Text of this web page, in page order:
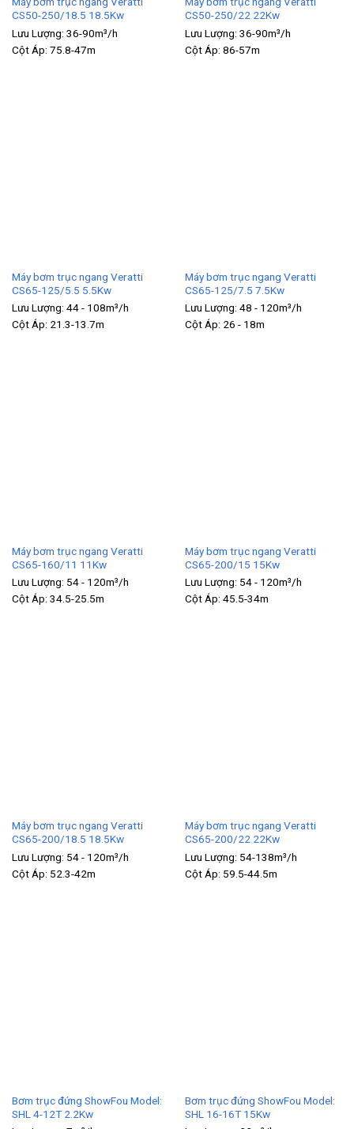
CS50-250/18.5 18.5Kw
Lưu Lượng: 36-90m³/h
Cột Áp: 75.8-47m
CS50-250/22 22Kw
Lưu Lượng: 36-90m³/h
Cột Áp: 86-57m
Máy bơm trục ngang Veratti
CS65-125/5.5 5.5Kw
Lưu Lượng: 44 - 108m³/h
Cột Áp: 21.3-13.7m
Máy bơm trục ngang Veratti
CS65-125/7.5 7.5Kw
Lưu Lượng: 48 - 120m³/h
Cột Áp: 26 - 18m
Máy bơm trục ngang Veratti
CS65-160/11 11Kw
Lưu Lượng: 54 - 120m³/h
Cột Áp: 34.5-25.5m
Máy bơm trục ngang Veratti
CS65-200/15 15Kw
Lưu Lượng: 54 - 120m³/h
Cột Áp: 45.5-34m
Máy bơm trục ngang Veratti
CS65-200/18.5 18.5Kw
Lưu Lượng: 54 - 120m³/h
Cột Áp: 52.3-42m
Máy bơm trục ngang Veratti
CS65-200/22 22Kw
Lưu Lượng: 54-138m³/h
Cột Áp: 59.5-44.5m
Bơm trục đứng ShowFou Model:
SHL 4-12T 2.2Kw
Bơm trục đứng ShowFou Model:
SHL 16-16T 15Kw